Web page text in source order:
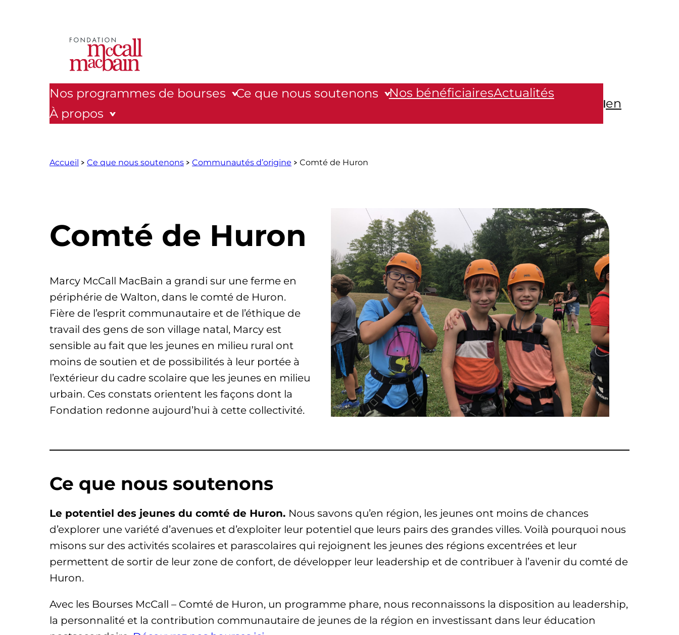
Nos programmes de bourses Ce que nous soutenons Nos bénéficiairesActualités
À propos
|en
Accueil Ce que nous soutenons Communautés d’origine Comté de Huron
Comté de Huron
Marcy McCall MacBain a grandi sur une ferme en
périphérie de Walton, dans le comté de Huron.
Fière de l’esprit communautaire et de l’éthique de
travail des gens de son village natal, Marcy est
sensible au fait que les jeunes en milieu rural ont
moins de soutien et de possibilités à leur portée à
l’extérieur du cadre scolaire que les jeunes en milieu
urbain. Ces constats orientent les façons dont la
Fondation redonne aujourd’hui à cette collectivité.
Ce que nous soutenons
Le potentiel des jeunes du comté de Huron. Nous savons qu’en région, les jeunes ont moins de chances
d’explorer une variété d’avenues et d’exploiter leur potentiel que leurs pairs des grandes villes. Voilà pourquoi nous
misons sur des activités scolaires et parascolaires qui rejoignent les jeunes des régions excentrées et leur
permettent de sortir de leur zone de confort, de développer leur leadership et de contribuer à l’avenir du comté de
Huron.
Avec les Bourses McCall – Comté de Huron, un programme phare, nous reconnaissons la disposition au leadership,
la personnalité et la contribution communautaire de jeunes de la région en investissant dans leur éducation